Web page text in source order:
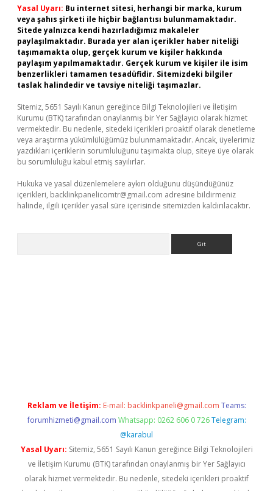
Yasal Uyarı: Bu internet sitesi, herhangi bir marka, kurum
veya şahıs şirketi ile hiçbir bağlantısı bulunmamaktadır.
Sitede yalnızca kendi hazırladığımız makaleler
paylaşılmaktadır. Burada yer alan içerikler haber niteliği
taşımamakta olup, gerçek kurum ve kişiler hakkında
paylaşım yapılmamaktadır. Gerçek kurum ve kişiler ile isim
benzerlikleri tamamen tesadüfidir. Sitemizdeki bilgiler
taslak halindedir ve tavsiye niteliği taşımazlar.
Sitemiz, 5651 Sayılı Kanun gereğince Bilgi Teknolojileri ve İletişim
Kurumu (BTK) tarafından onaylanmış bir Yer Sağlayıcı olarak hizmet
vermektedir. Bu nedenle, sitedeki içerikleri proaktif olarak denetleme
veya araştırma yükümlülüğümüz bulunmamaktadır. Ancak, üyelerimiz
yazdıkları içeriklerin sorumluluğunu taşımakta olup, siteye üye olarak
bu sorumluluğu kabul etmiş sayılırlar.
Hukuka ve yasal düzenlemelere aykırı olduğunu düşündüğünüz
içerikleri, backlinkpanelicomtr@gmail.com adresine bildirmeniz
halinde, ilgili içerikler yasal süre içerisinde sitemizden kaldırılacaktır.
Reklam ve İletişim: E-mail: backlinkpaneli@gmail.com Teams:
forumhizmeti@gmail.com Whatsapp: 0262 606 0 726 Telegram:
@karabul
Yasal Uyarı: Sitemiz, 5651 Sayılı Kanun gereğince Bilgi Teknolojileri
ve İletişim Kurumu (BTK) tarafından onaylanmış bir Yer Sağlayıcı
olarak hizmet vermektedir. Bu nedenle, sitedeki içerikleri proaktif